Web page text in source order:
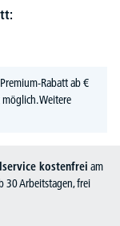
Rabatt ab €
möglich.Weitere
kostenfrei am
30 Arbeitstagen, frei